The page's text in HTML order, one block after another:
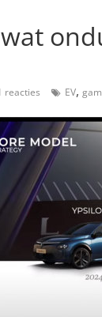
reacties EV,